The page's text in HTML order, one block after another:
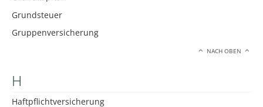
Grundsteuer
Gruppenversicherung
NACH OBEN
H
Haftpflichtversicherung